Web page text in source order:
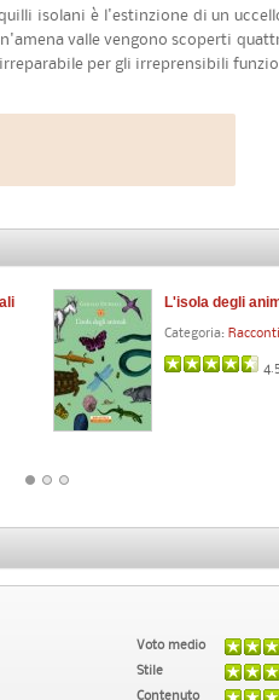
isolani è l'estinzione di un
valle vengono scoperti
per gli irreprensibili
L'isola degli
Categoria:
Voto medio
Stile
Contenuto